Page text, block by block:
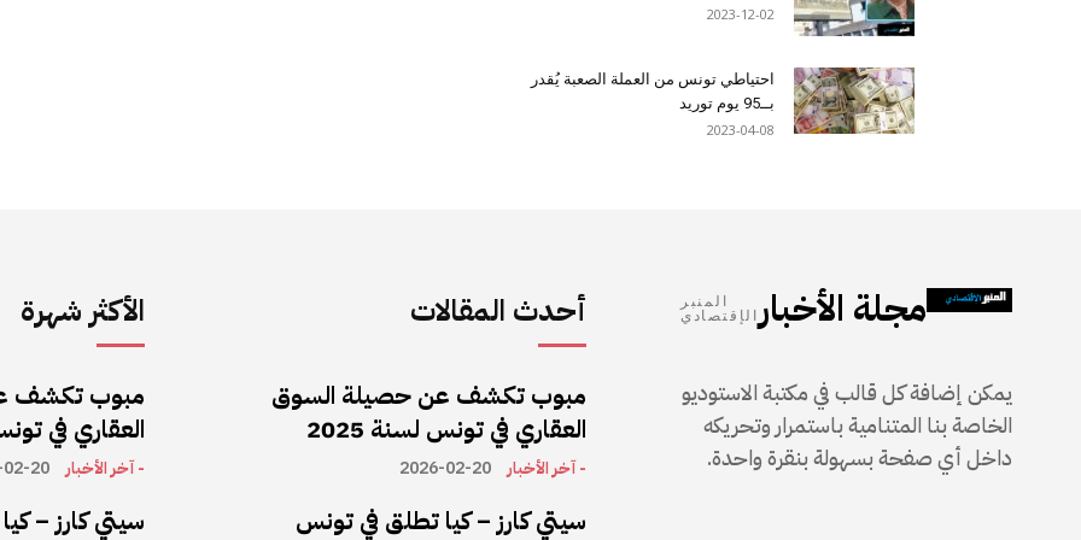
2023-12-02
احتياطي تونس من العملة الصعبة يُقدر
بــ95 يوم توريد
2023-04-08
الأكثر شهرة
مبوب تكشف
العقاري في تونس
- آخر الأخبار 20
سيتي كارز –
أحدث المقالات
مبوب تكشف عن حصيلة السوق
العقاري في تونس لسنة 2025
- آخر الأخبار 2026-02-20
سيتي كارز – كيا تطلق في تونس
مجلة الأخبار
المنبر
الإقتصادي
يمكن إضافة كل قالب في مكتبة الاستوديو
الخاصة بنا المتنامية باستمرار وتحريكه
داخل أي صفحة بسهولة بنقرة واحدة.